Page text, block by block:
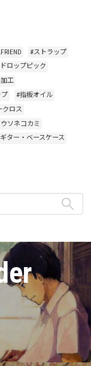
#ストラップ
ロップピック
工
#指板オイル
クロス
ソネコカミ
ター・ベースケース